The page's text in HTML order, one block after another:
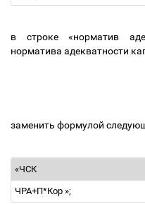
в строке «норматив
норматива адекватности
заменить формулой
«ЧСК
ЧРА+П*Кор »;